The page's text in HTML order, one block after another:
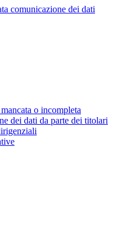
comunicazione dei dati
o incompleta
dei dati da parte dei titolari